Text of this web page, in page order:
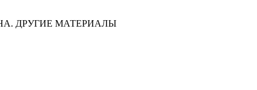
ДРУГИЕ МАТЕРИАЛЫ